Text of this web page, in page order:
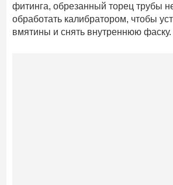
фитинга, обрезанный торец трубы
обработать калибратором, чтобы
вмятины и снять внутреннюю фаску.